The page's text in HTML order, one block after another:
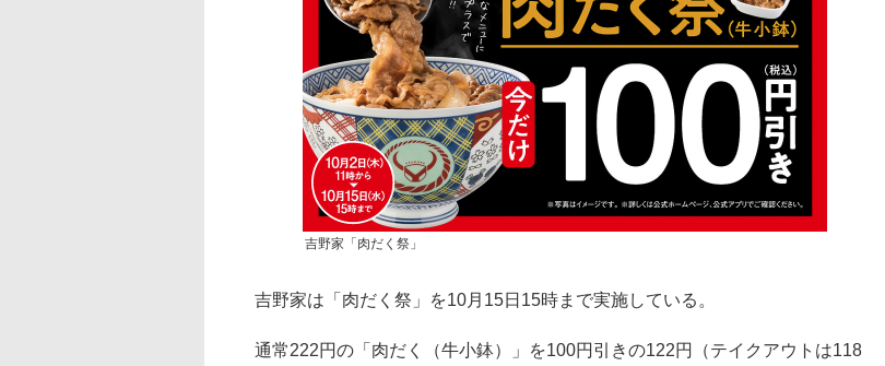
吉野家「肉だく祭」
吉野家は「肉だく祭」を10月15日15時まで実施している。
通常222円の「肉だく（牛小鉢）」を100円引きの122円（テイクアウトは118